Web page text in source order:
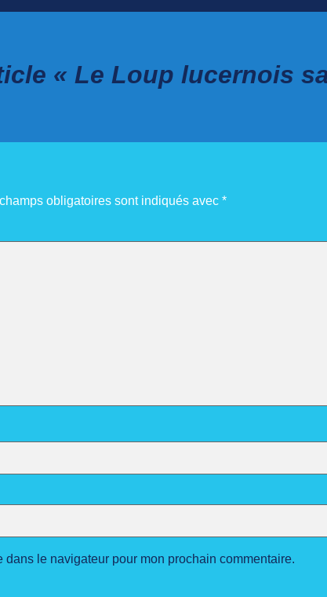
« Le Loup lucernois
obligatoires sont indiqués avec *
le navigateur pour mon prochain commentaire.